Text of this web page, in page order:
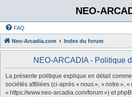
NEO-
FAQ
Neo-Arcadia.com Index du forum
NEO-ARCADIA - Politique
La présente politique explique en détail
sociétés affiliées (ci-après « nous », « notre », «
« https://www.neo-arcadia.com/forum ») et